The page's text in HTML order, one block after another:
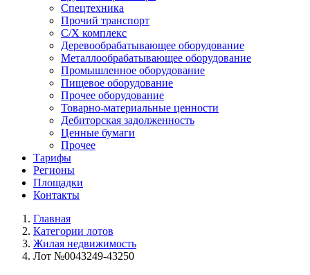
Спецтехника
Прочий транспорт
С/Х комплекс
Деревообрабатывающее оборудование
Металлообрабатывающее оборудование
Промышленное оборудование
Пищевое оборудование
Прочее оборудование
Товарно-материальные ценности
Дебиторская задолженность
Ценные бумаги
Прочее
Тарифы
Регионы
Площадки
Контакты
Главная
Категории лотов
Жилая недвижимость
Лот №0043249-43250